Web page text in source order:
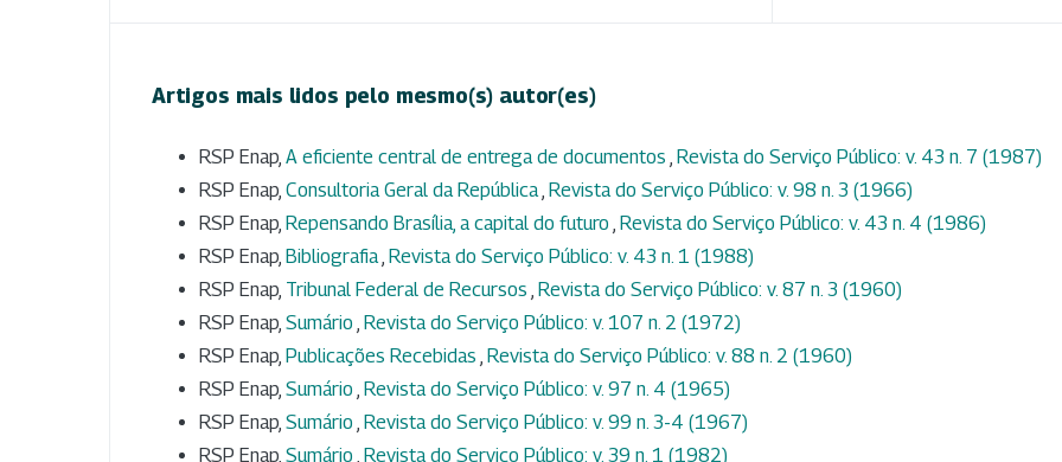
Artigos mais lidos pelo mesmo(s) autor(es)
RSP Enap, A eficiente central de entrega de documentos Revista do Serviço Público: v. 43 n. 7 (1987)
RSP Enap, Consultoria Geral da República Revista do Serviço Público: v. 98 n. 3 (1966)
RSP Enap, Repensando Brasília, a capital do futuro Revista do Serviço Público: v. 43 n. 4 (1986)
RSP Enap, Bibliografia Revista do Serviço Público: v. 43 n. 1 (1988)
RSP Enap, Tribunal Federal de Recursos Revista do Serviço Público: v. 87 n. 3 (1960)
RSP Enap, Sumário Revista do Serviço Público: v. 107 n. 2 (1972)
RSP Enap, Publicações Recebidas Revista do Serviço Público: v. 88 n. 2 (1960)
RSP Enap, Sumário Revista do Serviço Público: v. 97 n. 4 (1965)
RSP Enap, Sumário Revista do Serviço Público: v. 99 n. 3-4 (1967)
RSP Enap, Sumário Revista do Serviço Público: v. 39 n. 1 (1982)